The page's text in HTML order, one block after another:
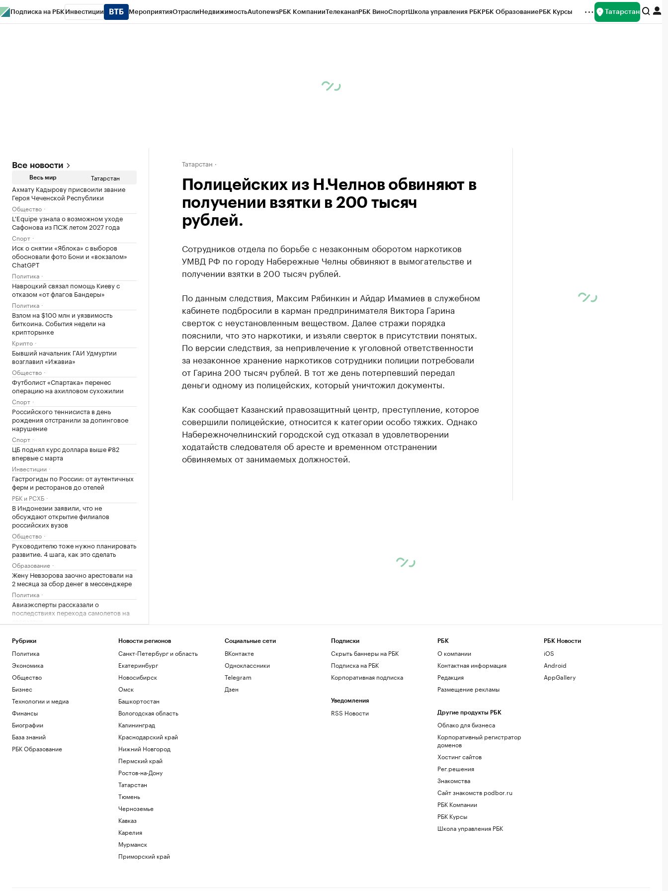
Подписка на РБК Инвестиции МероприятияОтраслиНедвижимостьAutonewsРБК КомпанииТелеканалРБК ВиноСпортШкола управления РБКРБК ОбразованиеРБК Курсы Татарстан
Все новости
Весь мир Татарстан
Ахмату Кадырову присвоили звание
Героя Чеченской Республики
Общество
L'Equipe узнала о возможном уходе
Сафонова из ПСЖ летом 2027 года
Спорт
Иск о снятии «Яблока» с выборов
обосновали фото Бони и «вокзалом»
ChatGPT
Политика
Навроцкий связал помощь Киеву с
отказом «от флагов Бандеры»
Политика
Взлом на $100 млн и уязвимость
биткоина. События недели на
крипторынке
Крипто
Бывший начальник ГАИ Удмуртии
возглавил «Ижавиа»
Общество
Футболист «Спартака» перенес
операцию на ахилловом сухожилии
Спорт
Российского теннисиста в день
рождения отстранили за допинговое
нарушение
Спорт
ЦБ поднял курс доллара выше ₽82
впервые с марта
Инвестиции
Гастрогиды по России: от аутентичных
ферм и ресторанов до отелей
РБК и РСХБ
В Индонезии заявили, что не
обсуждают открытие филиалов
российских вузов
Общество
Руководителю тоже нужно планировать
развитие. 4 шага, как это сделать
Образование
Жену Невзорова заочно арестовали на
2 месяца за сбор денег в мессенджере
Политика
Авиаэксперты рассказали о
последствиях перехода самолетов на
Китай запустит первый регулярный
маршрут в Европу через Севморпуть
Бизнес
В первом московском «тучерезе» на
торги выставлена двушка за ₽32,6 млн
Недвижимость
Курс евро на 07 августа
EUR ЦБ: 94,84
Инвестиции
USD ЦБ: 82,17
Инвестиции
покупать пустующие дома в деревнях
Степень MBA: что это такое и как ее
Татарстан
Полицейских из Н.Челнов обвиняют в
получении взятки в 200 тысяч
рублей.
Сотрудников отдела по борьбе с незаконным оборотом наркотиков
УМВД РФ по городу Набережные Челны обвиняют в вымогательстве и
получении взятки в 200 тысяч рублей.
По данным следствия, Максим Рябинкин и Айдар Имамиев в служебном
кабинете подбросили в карман предпринимателя Виктора Гарина
сверток с неустановленным веществом. Далее стражи порядка
пояснили, что это наркотики, и изъяли сверток в присутствии понятых.
По версии следствия, за непривлечение к уголовной ответственности
за незаконное хранение наркотиков сотрудники полиции потребовали
от Гарина 200 тысяч рублей. В тот же день потерпевший передал
деньги одному из полицейских, который уничтожил документы.
Как сообщает Казанский правозащитный центр, преступление, которое
совершили полицейские, относится к категории особо тяжких. Однако
Набережночелнинский городской суд отказал в удовлетворении
ходатайств следователя об аресте и временном отстранении
обвиняемых от занимаемых должностей.
Рубрики
Политика
Экономика
Общество
Бизнес
Технологии и медиа
Финансы
Биографии
База знаний
РБК Образование
Новости регионов
Санкт-Петербург и область
Екатеринбург
Новосибирск
Омск
Башкортостан
Вологодская область
Калининград
Краснодарский край
Нижний Новгород
Пермский край
Ростов-на-Дону
Татарстан
Тюмень
Черноземье
Кавказ
Карелия
Мурманск
Приморский край
Социальные сети
ВКонтакте
Одноклассники
Telegram
Дзен
Подписки
Скрыть баннеры на РБК
Подписка на РБК
Корпоративная подписка
Уведомления
RSS Новости
РБК
О компании
Контактная информация
Редакция
Размещение рекламы
Другие продукты РБК
Облако для бизнеса
Корпоративный регистратор
доменов
Хостинг сайтов
Рег.решения
Знакомства
Сайт знакомств podbor.ru
РБК Компании
РБК Курсы
Школа управления РБК
РБК Новости
iOS
Android
AppGallery